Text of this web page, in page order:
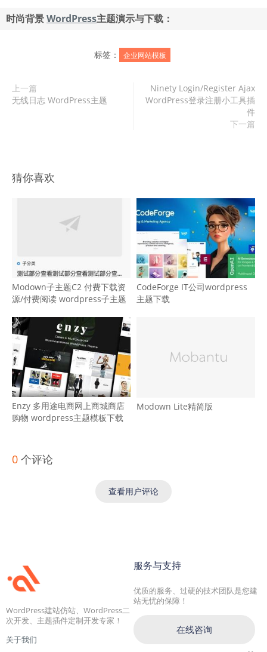
时尚背景WordPress主题演示与下载：
标签： 企业网站模板
上一篇
无线日志 WordPress主题
Ninety Login/Register Ajax
WordPress登录注册小工具插
件
下一篇
猜你喜欢
Modown子主题C2 付费下载资
源/付费阅读 wordpress子主题
CodeForge IT公司wordpress
主题下载
Enzy 多用途电商网上商城商店
购物 wordpress主题模板下载
Modown Lite精简版
0 个评论
查看用户评论
WordPress建站仿站、WordPress二
次开发、主题插件定制开发专家！
关于我们
服务与支持
优质的服务、过硬的技术团队是您建
站无忧的保障！
在线咨询